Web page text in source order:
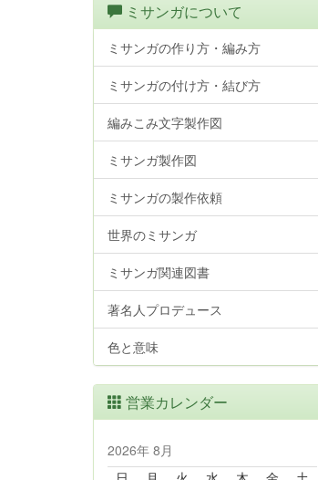
ミサンガについて
ミサンガの作り方・編み方
ミサンガの付け方・結び方
編みこみ文字製作図
ミサンガ製作図
ミサンガの製作依頼
世界のミサンガ
ミサンガ関連図書
著名人プロデュース
色と意味
営業カレンダー
2026年 8月